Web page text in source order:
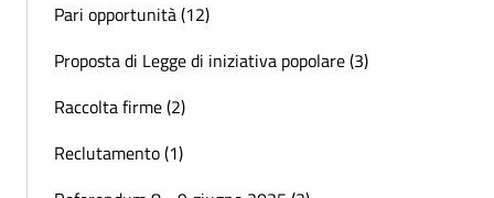
Pari opportunità (12)
Proposta di Legge di iniziativa popolare (3)
Raccolta firme (2)
Reclutamento (1)